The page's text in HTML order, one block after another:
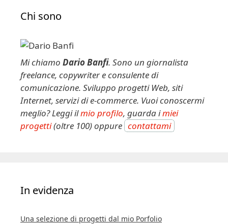
Chi sono
Mi chiamo Dario Banfi. Sono un giornalista
freelance, copywriter e consulente di
comunicazione. Sviluppo progetti Web, siti
Internet, servizi di e-commerce. Vuoi conoscermi
meglio? Leggi ilmio profilo, guarda imiei
progetti(oltre 100) oppure contattami
In evidenza
Una selezione di progetti dal mio Porfolio